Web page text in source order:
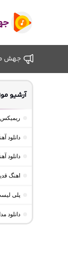
جهش
آرشیو
دانلود
دانلود
اهنگ
پلی
دانلود